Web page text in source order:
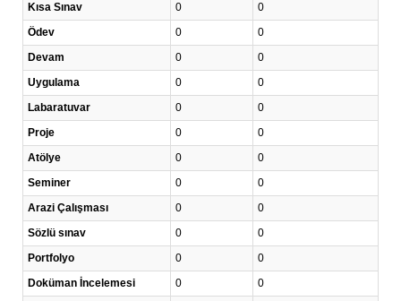
Kısa Sınav
0
0
Ödev
0
0
Devam
0
0
Uygulama
0
0
Labaratuvar
0
0
Proje
0
0
Atölye
0
0
Seminer
0
0
Arazi Çalışması
0
0
Sözlü sınav
0
0
Portfolyo
0
0
Doküman İncelemesi
0
0